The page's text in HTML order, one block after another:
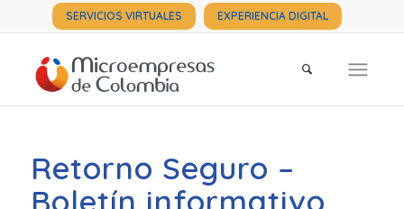
SERVICIOS VIRTUALES EXPERIENCIA DIGITAL
Retorno Seguro –